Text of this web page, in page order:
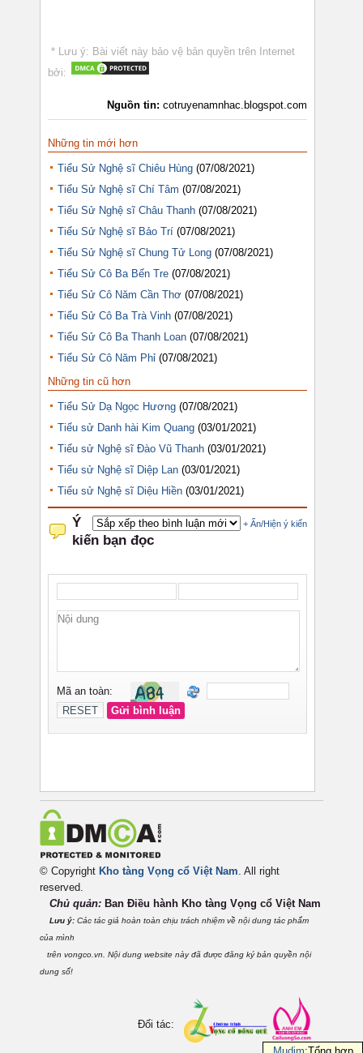
* Lưu ý: Bài viết này bảo vệ bản quyền trên Internet
bởi:
Nguồn tin: cotruyenamnhac.blogspot.com
Những tin mới hơn
Tiểu Sử Nghệ sĩ Chiêu Hùng (07/08/2021)
Tiểu Sử Nghệ sĩ Chí Tâm (07/08/2021)
Tiểu Sử Nghệ sĩ Châu Thanh (07/08/2021)
Tiểu Sử Nghệ sĩ Bảo Trí (07/08/2021)
Tiểu Sử Nghệ sĩ Chung Tử Long (07/08/2021)
Tiểu Sử Cô Ba Bến Tre (07/08/2021)
Tiểu Sử Cô Năm Cần Thơ (07/08/2021)
Tiểu Sử Cô Ba Trà Vinh (07/08/2021)
Tiểu Sử Cô Ba Thanh Loan (07/08/2021)
Tiểu Sử Cô Năm Phỉ (07/08/2021)
Những tin cũ hơn
Tiểu Sử Dạ Ngọc Hương (07/08/2021)
Tiểu sử Danh hài Kim Quang (03/01/2021)
Tiểu sử Nghệ sĩ Đào Vũ Thanh (03/01/2021)
Tiểu sử Nghệ sĩ Diệp Lan (03/01/2021)
Tiểu sử Nghệ sĩ Diệu Hiền (03/01/2021)
© Copyright Kho tàng Vọng cổ Việt Nam. All right
reserved.
Chủ quản: Ban Điều hành Kho tàng Vọng cổ Việt Nam
Lưu ý: Các tác giả hoàn toàn chịu trách nhiệm về nội dung tác phẩm
của mình
trên vongco.vn. Nội dung website này đã được đăng ký bản quyền nội
dung số!
Đối tác: